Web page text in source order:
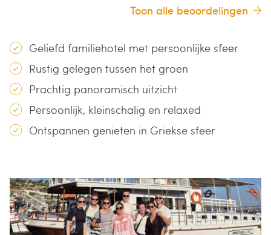
Toon alle beoordelingen
Geliefd familiehotel met persoonlijke sfeer
Rustig gelegen tussen het groen
Prachtig panoramisch uitzicht
Persoonlijk, kleinschalig en relaxed
Ontspannen genieten in Griekse sfeer